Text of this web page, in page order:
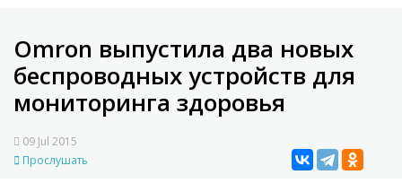
Omron выпустила два новых
беспроводных устройств для
мониторинга здоровья
09 Jul 2015
Прослушать